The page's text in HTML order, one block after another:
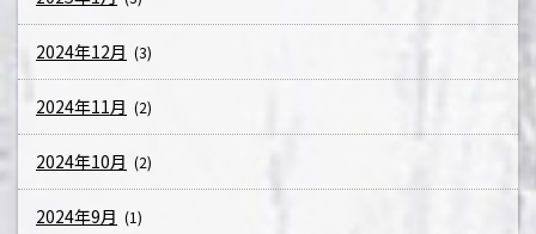
2024年12月 (3)
2024年11月 (2)
2024年10月 (2)
2024年9月 (1)